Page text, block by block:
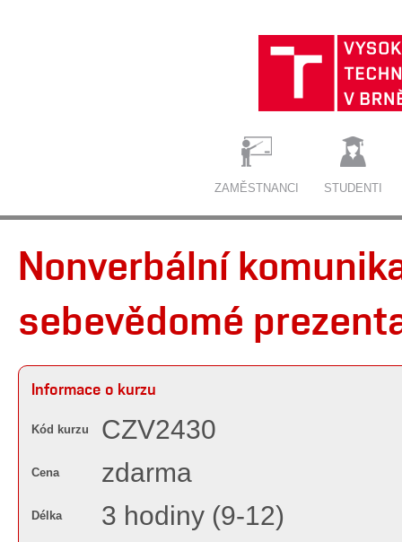
ZAMĚSTNANCI STUDENTI
Nonverbální
sebevědomé
Informace o kurzu
Kód kurzu CZV2430
Cena zdarma
Délka 3 hodiny (9-12)